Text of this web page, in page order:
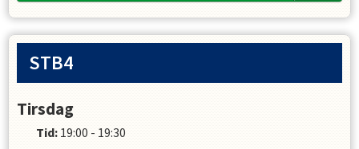
STB4
Tirsdag
Tid: 19:00 - 19:30